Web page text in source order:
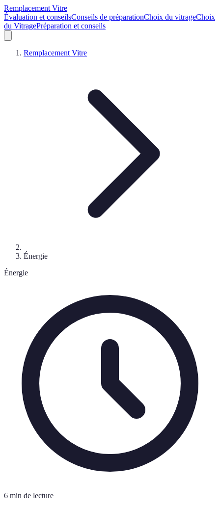
Remplacement Vitre
Évaluation et conseilsConseils de préparationChoix du vitrageChoix
du VitragePréparation et conseils
Remplacement Vitre
Énergie
Énergie
6 min de lecture